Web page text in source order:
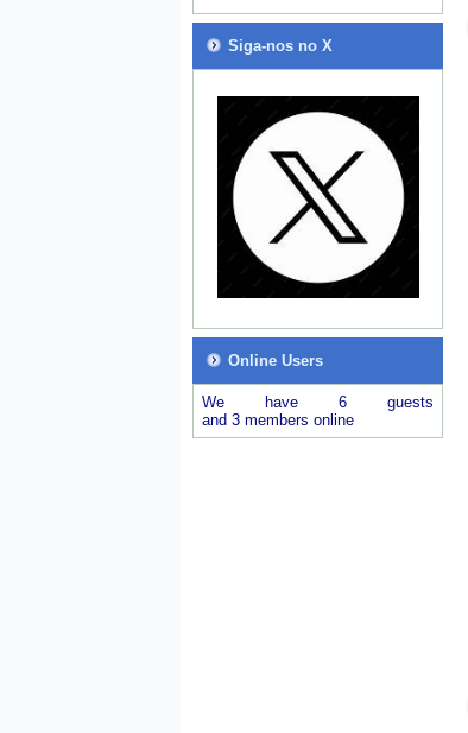
Siga-nos no X
Online Users
We have 6 guests
and 3 members online